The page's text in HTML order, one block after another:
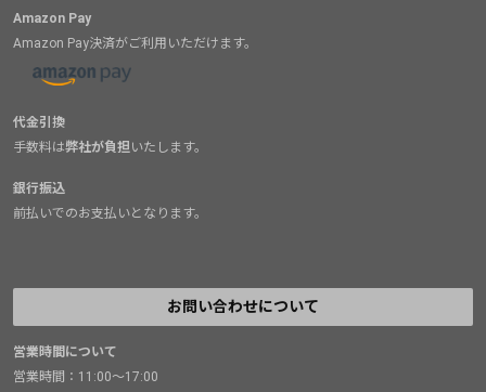
Amazon Pay
Amazon Pay決済がご利用いただけます。
代金引換
手数料は弊社が負担いたします。
銀行振込
前払いでのお支払いとなります。
お問い合わせについて
営業時間について
営業時間：11:00～17:00